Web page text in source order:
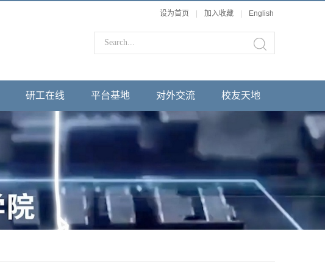
设为首页 加入收藏 English
研工在线 平台基地 对外交流 校友天地